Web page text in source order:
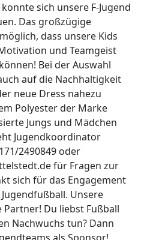
sich unsere F-Jugend
Das großzügige
dass unsere Kids
und Teamgeist
Bei der Auswahl
auf die Nachhaltigkeit
neue Dress nahezu
Polyester der Marke
Jungs und Mädchen
Jugendkoordinator
2490849 oder
für Fragen zur
sich für das Engagement
Unsere
Du liebst Fußball
Nachwuchs tun? Dann